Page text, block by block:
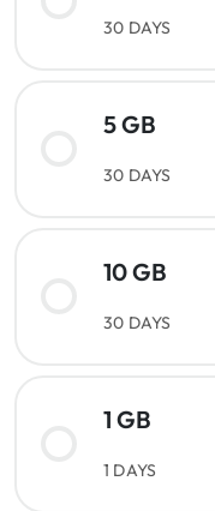
30 DAYS
5 GB
30 DAYS
10 GB
30 DAYS
1 GB
1 DAYS